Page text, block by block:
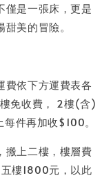
僅是一張床，更是
美的冒險。
費依下方運費表各
免收費， 2樓(含)
件再加收$100。
搬上二樓，樓層費
樓1800元，以此